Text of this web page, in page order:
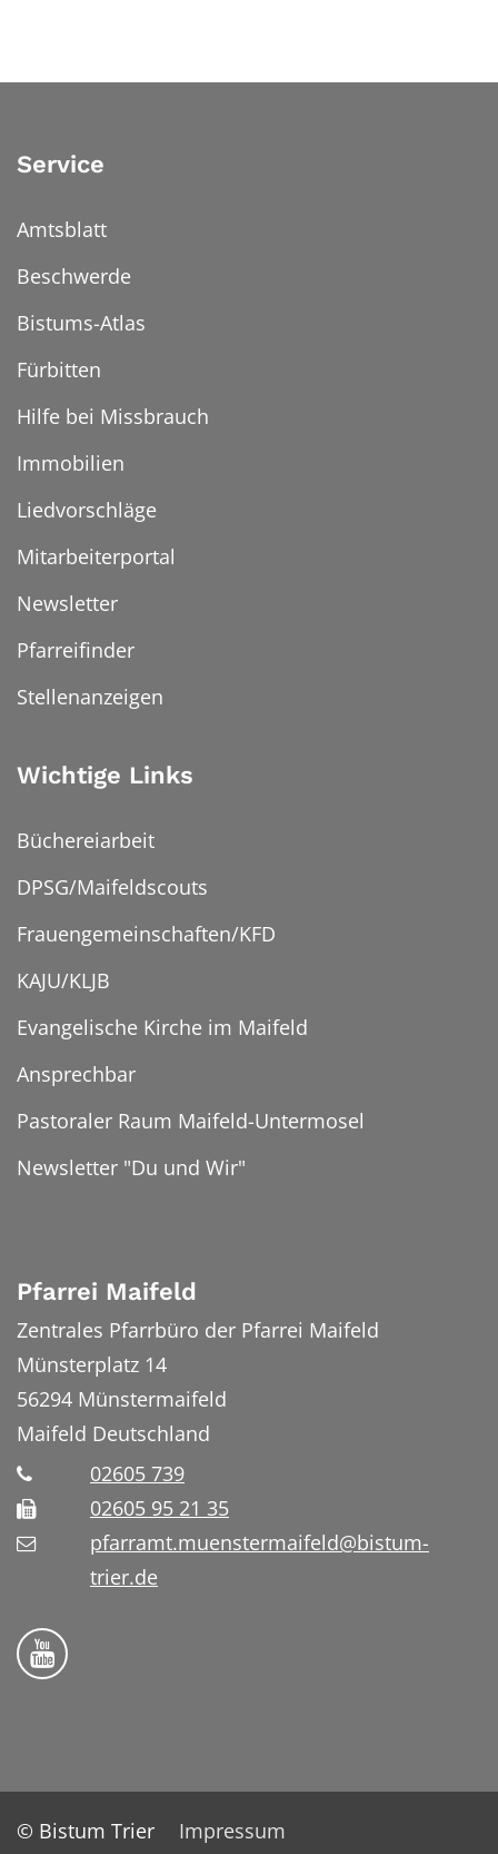
Service
Amtsblatt
Beschwerde
Bistums-Atlas
Fürbitten
Hilfe bei Missbrauch
Immobilien
Liedvorschläge
Mitarbeiterportal
Newsletter
Pfarreifinder
Stellenanzeigen
Wichtige Links
Büchereiarbeit
DPSG/Maifeldscouts
Frauengemeinschaften/KFD
KAJU/KLJB
Evangelische Kirche im Maifeld
Ansprechbar
Pastoraler Raum Maifeld-Untermosel
Newsletter "Du und Wir"
Pfarrei Maifeld
Zentrales Pfarrbüro der Pfarrei Maifeld
Münsterplatz 14
56294 Münstermaifeld
Maifeld Deutschland
02605 739
02605 95 21 35
pfarramt.muenstermaifeld@bistum-
trier.de
Folge uns auf YouTube
© Bistum Trier
Impressum